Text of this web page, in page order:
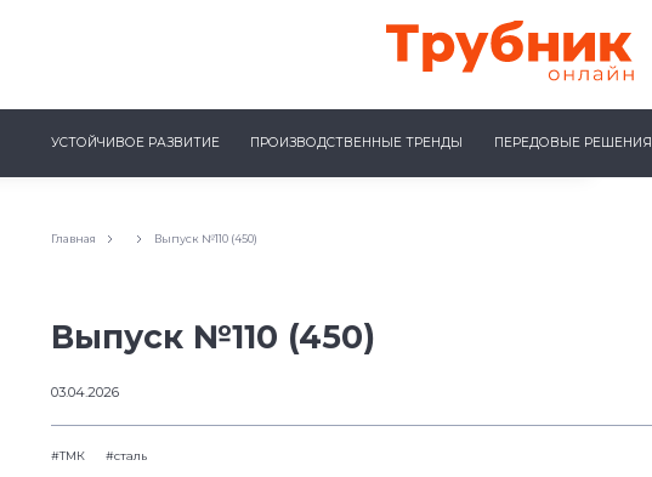
ТМК. Выпуск №27 (225)
УСТОЙЧИВОЕ РАЗВИТИЕ ПРОИЗВОДСТВЕННЫЕ ТРЕНДЫ ПЕРЕДОВЫЕ РЕШЕНИЯ
Главная Выпуск №110 (450)
Выпуск №110 (450)
03.04.2026
#ТМК #сталь